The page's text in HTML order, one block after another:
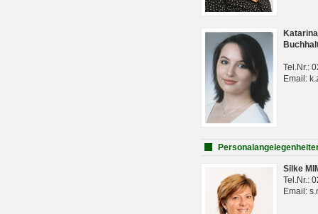
Tel.Nr.:
Email:
Silke
Tel.Nr.:
Email: